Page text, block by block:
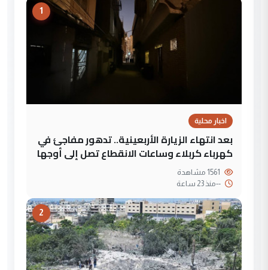
1
اخبار محلية
بعد انتهاء الزيارة الأربعينية.. تدهور مفاجئ في
كهرباء كربلاء وساعات الانقطاع تصل إلى أوجها
--منذ 23 ساعة
2